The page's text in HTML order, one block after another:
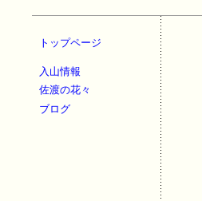
トップページ
入山情報
佐渡の花々
ブログ